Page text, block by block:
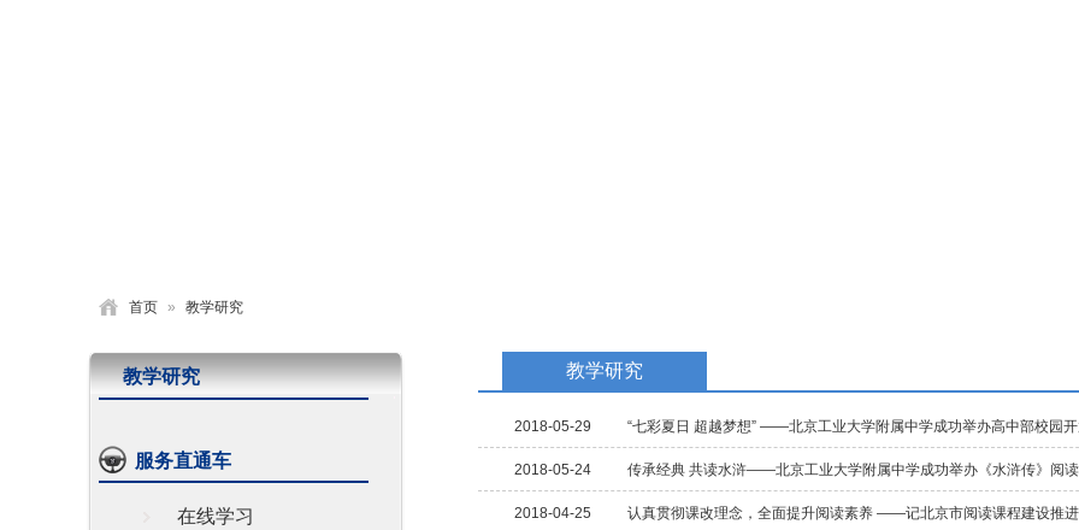
首页 » 教学研究
教学研究
服务直通车
在线学习
教学研究
2018-05-29 “七彩夏日 超越梦想” ——北京工业大学附属中学成功举办高中部校园开
2018-05-24 传承经典 共读水浒——北京工业大学附属中学成功举办《水浒传》阅
2018-04-25 认真贯彻课改理念，全面提升阅读素养 ——记北京市阅读课程建设推